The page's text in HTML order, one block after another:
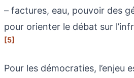
– factures, eau, pouvoir des
pour orienter le débat sur
[5]
Pour les démocraties, l’enjeu